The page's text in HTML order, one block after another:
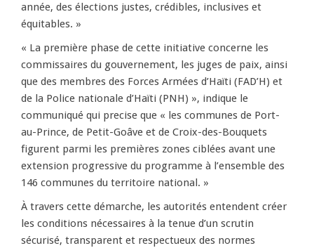
année, des élections justes, crédibles, inclusives et
équitables. »
« La première phase de cette initiative concerne les
commissaires du gouvernement, les juges de paix, ainsi
que des membres des Forces Armées d’Haïti (FAD’H) et
de la Police nationale d’Haïti (PNH) », indique le
communiqué qui precise que « les communes de Port-
au-Prince, de Petit-Goâve et de Croix-des-Bouquets
figurent parmi les premières zones ciblées avant une
extension progressive du programme à l’ensemble des
146 communes du territoire national. »
À travers cette démarche, les autorités entendent créer
les conditions nécessaires à la tenue d’un scrutin
sécurisé, transparent et respectueux des normes